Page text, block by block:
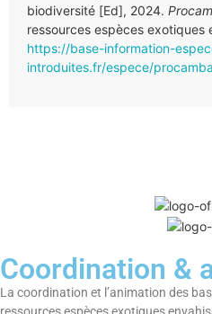
biodiversité [Ed], 2024.
ressources espèces exotiques
https://base-information-
introduites.fr/espece/
Coordination &
La coordination et l’animation des
ressources espèces exotiques